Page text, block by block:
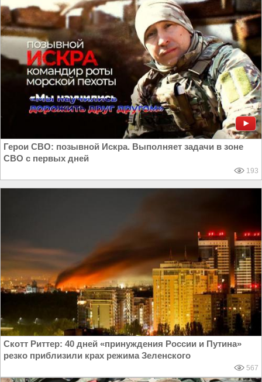
Герои СВО: позывной Искра. Выполняет задачи в зоне
СВО с первых дней
193
Скотт Риттер: 40 дней «принуждения России и Путина»
резко приблизили крах режима Зеленского
567